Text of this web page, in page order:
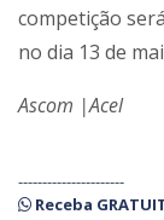
competição
no dia 13 de
Ascom |Acel
----------------------
Receba